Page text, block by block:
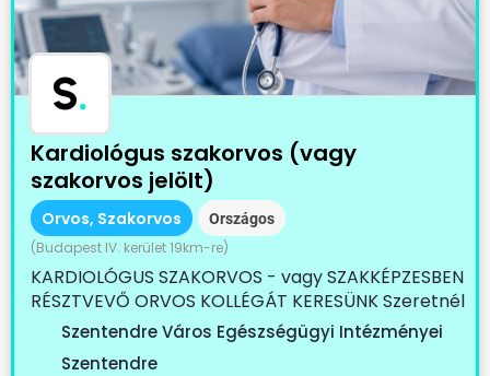
S.
Kardiológus szakorvos (vagy
szakorvos jelölt)
Orvos, Szakorvos Országos
(Budapest IV. kerület 19km-re)
KARDIOLÓGUS SZAKORVOS - vagy SZAKKÉPZESBEN
RÉSZTVEVŐ ORVOS KOLLÉGÁT KERESÜNK Szeretnél
egy...Szentendre Város Egészségügyi Intézményei
Szentendre